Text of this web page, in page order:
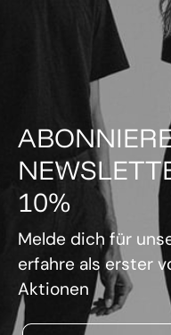
10%
Melde dich für
erfahre als erster
Aktionen